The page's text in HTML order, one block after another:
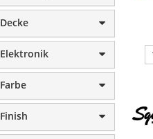
Decke
Elektronik
Farbe
Finish